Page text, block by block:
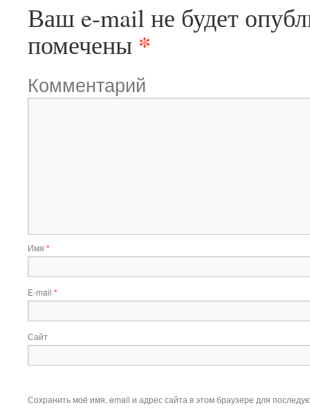
Ваш e-mail не будет
помечены *
Комментарий
Имя *
E-mail *
Сайт
Сохранить моё имя, email и адрес сайта в этом браузере для